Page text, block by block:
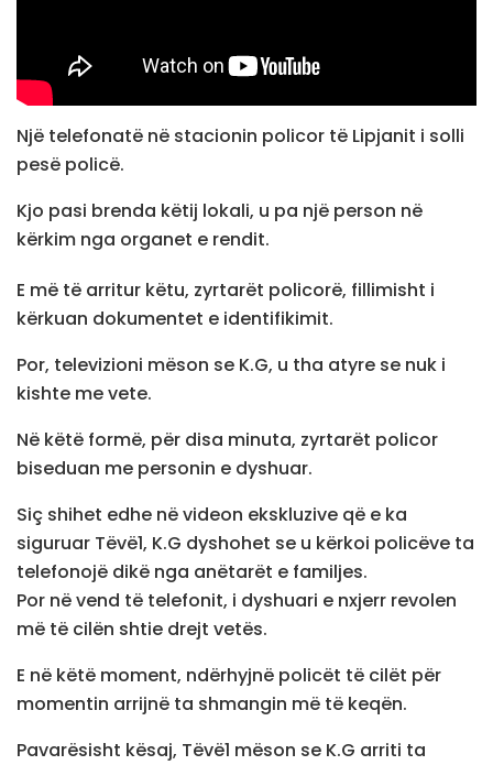
Një telefonatë në stacionin policor të Lipjanit i solli
pesë policë.
Kjo pasi brenda këtij lokali, u pa një person në
kërkim nga organet e rendit.
E më të arritur këtu, zyrtarët policorë, fillimisht i
kërkuan dokumentet e identifikimit.
Por, televizioni mëson se K.G, u tha atyre se nuk i
kishte me vete.
Në këtë formë, për disa minuta, zyrtarët policor
biseduan me personin e dyshuar.
Siç shihet edhe në videon ekskluzive që e ka
siguruar Tëvë1, K.G dyshohet se u kërkoi policëve ta
telefonojë dikë nga anëtarët e familjes.
Por në vend të telefonit, i dyshuari e nxjerr revolen
më të cilën shtie drejt vetës.
E në këtë moment, ndërhyjnë policët të cilët për
momentin arrijnë ta shmangin më të keqën.
Pavarësisht kësaj, Tëvë1 mëson se K.G arriti ta